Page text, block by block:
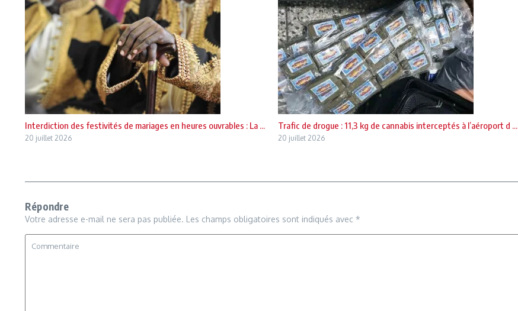
Interdiction des festivités de mariages en heures ouvrables : La ...
20 juillet 2026
Trafic de drogue : 11,3 kg de cannabis interceptés à l’aéroport d ...
20 juillet 2026
Répondre
Votre adresse e-mail ne sera pas publiée. Les champs obligatoires sont indiqués avec *